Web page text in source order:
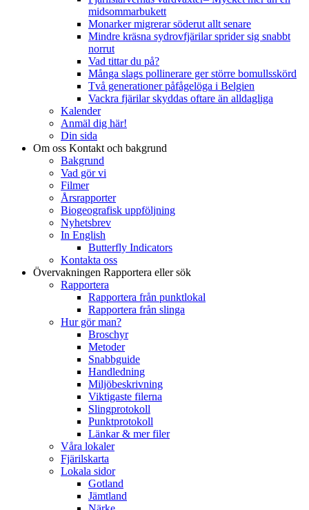
midsommarbukett
Monarker migrerar söderut allt senare
Mindre kräsna sydrovfjärilar sprider sig snabbt
norrut
Vad tittar du på?
Många slags pollinerare ger större bomullsskörd
Två generationer påfågelöga i Belgien
Vackra fjärilar skyddas oftare än alldagliga
Kalender
Anmäl dig här!
Din sida
Om oss Kontakt och bakgrund
Bakgrund
Vad gör vi
Filmer
Årsrapporter
Biogeografisk uppföljning
Nyhetsbrev
In English
Butterfly Indicators
Kontakta oss
Övervakningen Rapportera eller sök
Rapportera
Rapportera från punktlokal
Rapportera från slinga
Hur gör man?
Broschyr
Metoder
Snabbguide
Handledning
Miljöbeskrivning
Viktigaste filerna
Slingprotokoll
Punktprotokoll
Länkar & mer filer
Våra lokaler
Fjärilskarta
Lokala sidor
Gotland
Jämtland